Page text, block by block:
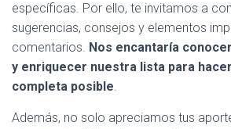
específicas. Por ello, te invitamos a
sugerencias, consejos y elementos
comentarios. Nos encantaría
y enriquecer nuestra lista para
completa posible.
Además, no solo apreciamos tus